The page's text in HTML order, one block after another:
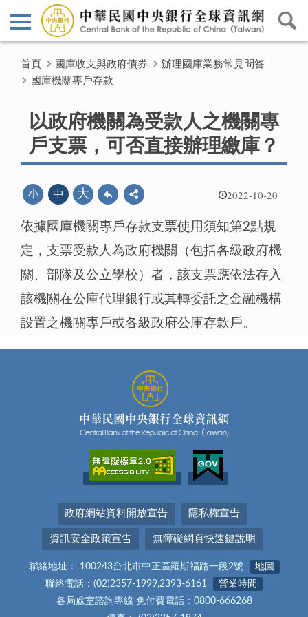
首頁 國庫收支與政府債券
辦理國庫業務常見問答
國庫機關專戶存款
以政府機關為受款人之機關專
戶支票，可否直接辦理繳庫？
2022-10-20
小 中 大
依據國庫機關專戶存款支票使用須知第2點規
定，支票受款人為政府機關（包括各級政府機
關、部隊及公立學校）者，該支票應依法存入
該機關在公庫代理銀行或其轉委託之金融機構
設置之機關專戶或各級政府公庫存款戶。
政府網站資料開放宣告 隱私權宣告
資訊安全政策宣告 無障礙網頁快速鍵說明
聯絡地址： 100243台北市中正區羅斯福路一段2號
地圖
聯絡電話：(02)2357-1999,2393-6161
營業時間
各局處室諮詢專線 免付費電話：0800-666268